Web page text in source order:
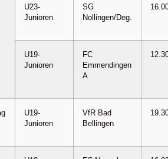
U23-
Junioren
SG
Nollingen/Deg.
U19-
Junioren
FC
Emmendingen
A
U19-
Junioren
VfR Bad
Bellingen